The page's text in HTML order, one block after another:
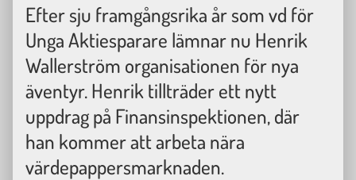
Efter sju framgångsrika år som vd för
Unga Aktiesparare lämnar nu Henrik
Wallerström organisationen för nya
äventyr. Henrik tillträder ett nytt
uppdrag på Finansinspektionen, där
han kommer att arbeta nära
värdepappersmarknaden.